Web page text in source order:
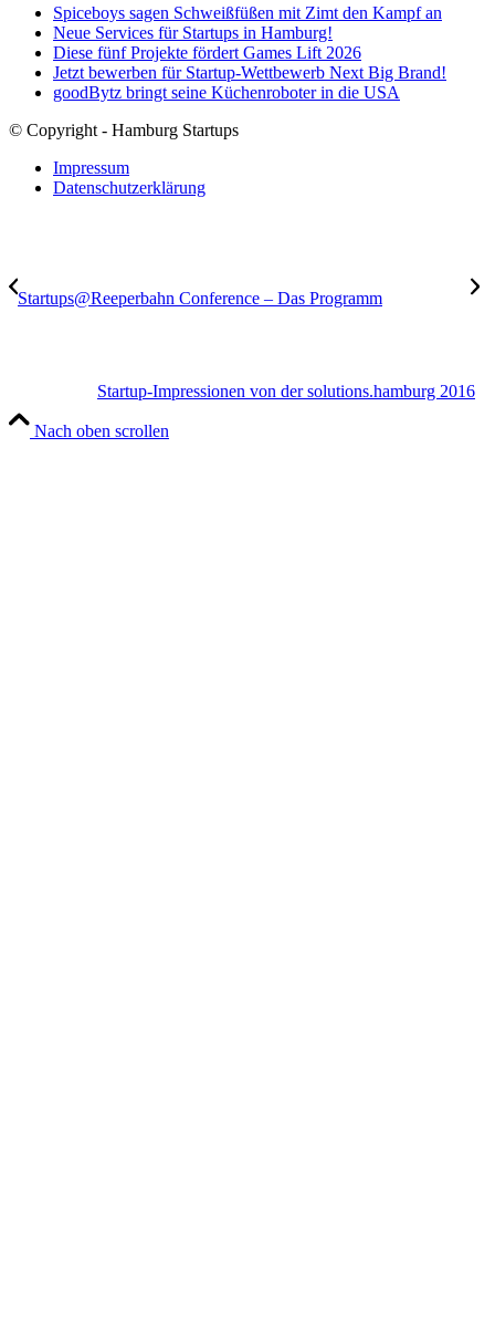
Spiceboys sagen Schweißfüßen mit Zimt den Kampf an
Neue Services für Startups in Hamburg!
Diese fünf Projekte fördert Games Lift 2026
Jetzt bewerben für Startup-Wettbewerb Next Big Brand!
goodBytz bringt seine Küchenroboter in die USA
© Copyright - Hamburg Startups
Impressum
Datenschutzerklärung
Startups@Reeperbahn Conference – Das Programm
Startup-Impressionen von der solutions.hamburg 2016
Nach oben scrollen